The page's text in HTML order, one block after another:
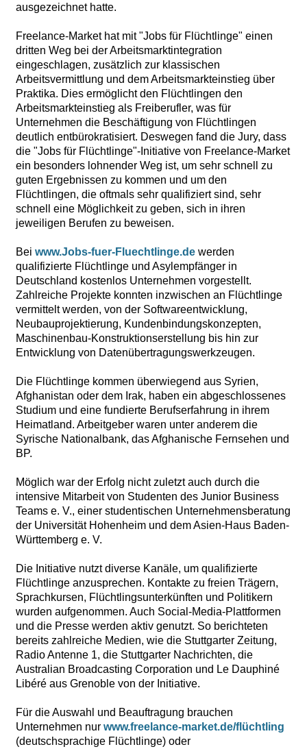
ausgezeichnet hatte.
Freelance-Market hat mit "Jobs für Flüchtlinge" einen
dritten Weg bei der Arbeitsmarktintegration
eingeschlagen, zusätzlich zur klassischen
Arbeitsvermittlung und dem Arbeitsmarkteinstieg über
Praktika. Dies ermöglicht den Flüchtlingen den
Arbeitsmarkteinstieg als Freiberufler, was für
Unternehmen die Beschäftigung von Flüchtlingen
deutlich entbürokratisiert. Deswegen fand die Jury, dass
die "Jobs für Flüchtlinge"-Initiative von Freelance-Market
ein besonders lohnender Weg ist, um sehr schnell zu
guten Ergebnissen zu kommen und um den
Flüchtlingen, die oftmals sehr qualifiziert sind, sehr
schnell eine Möglichkeit zu geben, sich in ihren
jeweiligen Berufen zu beweisen.
Bei www.Jobs-fuer-Fluechtlinge.de werden
qualifizierte Flüchtlinge und Asylempfänger in
Deutschland kostenlos Unternehmen vorgestellt.
Zahlreiche Projekte konnten inzwischen an Flüchtlinge
vermittelt werden, von der Softwareentwicklung,
Neubauprojektierung, Kundenbindungskonzepten,
Maschinenbau-Konstruktionserstellung bis hin zur
Entwicklung von Datenübertragungswerkzeugen.
Die Flüchtlinge kommen überwiegend aus Syrien,
Afghanistan oder dem Irak, haben ein abgeschlossenes
Studium und eine fundierte Berufserfahrung in ihrem
Heimatland. Arbeitgeber waren unter anderem die
Syrische Nationalbank, das Afghanische Fernsehen und
BP.
Möglich war der Erfolg nicht zuletzt auch durch die
intensive Mitarbeit von Studenten des Junior Business
Teams e. V., einer studentischen Unternehmensberatung
der Universität Hohenheim und dem Asien-Haus Baden-
Württemberg e. V.
Die Initiative nutzt diverse Kanäle, um qualifizierte
Flüchtlinge anzusprechen. Kontakte zu freien Trägern,
Sprachkursen, Flüchtlingsunterkünften und Politikern
wurden aufgenommen. Auch Social-Media-Plattformen
und die Presse werden aktiv genutzt. So berichteten
bereits zahlreiche Medien, wie die Stuttgarter Zeitung,
Radio Antenne 1, die Stuttgarter Nachrichten, die
Australian Broadcasting Corporation und Le Dauphiné
Libéré aus Grenoble von der Initiative.
Für die Auswahl und Beauftragung brauchen
Unternehmen nur www.freelance-market.de/flüchtling
(deutschsprachige Flüchtlinge) oder